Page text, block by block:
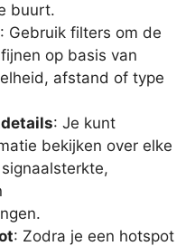
buurt.
: Gebruik filters om de
op basis van
afstand of type
: Je kunt
bekijken over elke
: Zodra je een hotspot